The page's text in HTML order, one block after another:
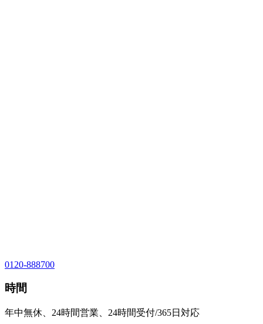
0120-888700
時間
年中無休、24時間営業、24時間受付/365日対応